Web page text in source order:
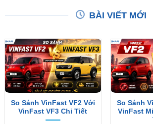
BÀI VIẾT MỚI
So Sánh VinFast VF2 Với
VinFast VF3 Chi Tiết
So Sánh
VinFast